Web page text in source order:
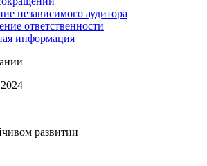
независимого аудитора
ответственности
информация
развитии